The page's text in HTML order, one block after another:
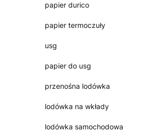
papier durico
papier termoczuły
usg
papier do usg
przenośna lodówka
lodówka na wkłady
lodówka samochodowa